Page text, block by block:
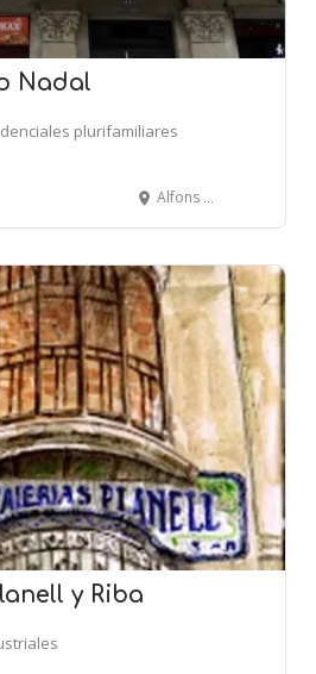
Nadal
plurifamiliares
Alfons XII, 77 - BARCELONA
y Riba